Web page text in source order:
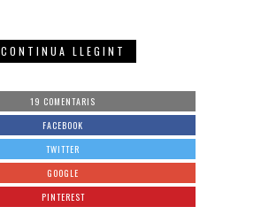
CONTINUA LLEGINT
19 COMENTARIS
FACEBOOK
TWITTER
GOOGLE
PINTEREST